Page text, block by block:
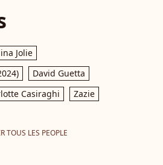
Jolie
David Guetta
Casiraghi
Zazie
TOUS LES PEOPLE